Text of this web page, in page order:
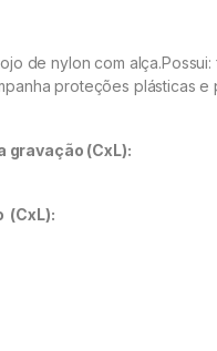
de nylon com
proteções plásticas
gravação (CxL):
(CxL):